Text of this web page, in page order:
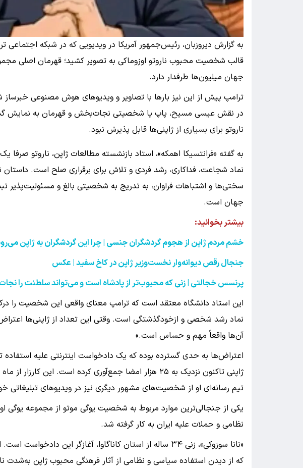
به گزارش دیروزبان، رئیس‌جمهور آمریکا در ویدیویی که در شبکه اجتماعی
قالب شخصیت محبوب ناروتو اوزوماکی به تصویر کشید؛ قهرمان اصلی
جهان میلیون‌ها طرفدار دارد.
ترامپ پیش از این نیز بارها با تصاویر و ویدیوهای هوش مصنوعی خبرساز
در نقش عیسی مسیح، پاپ یا شخصیتی نجات‌بخش و قهرمان به نمایش
ناروتو برای بسیاری از ژاپنی‌ها قابل پذیرش نبود.
به گفته «فرانتسیکا اهمکه»، استاد بازنشسته مطالعات ژاپن، ناروتو
نماد شجاعت، فداکاری، رشد فردی و تلاش برای برقراری صلح است. داستان
سختی‌ها و اشتباهات فراوان، به تدریج به شخصیتی بالغ و
جهان است.
بیشتر بخوانید:‌
خشم مردم ژاپن از هجوم گردشگران جنسی | چرا این گردشگران به ژاپن
جنجال رقص دیوانه‌وار نخست‌وزیر ژاپن در کاخ سفید| عکس
پرنسس خجالتی | زنی که محبوب‌تر از پادشاه است و می‌تواند سلطنت را
این استاد دانشگاه معتقد است که ترامپ معنای واقعی این شخصیت را
نماد رشد شخصی و ازخودگذشتگی است. وقتی این تعداد از ژاپنی‌ها
آن‌ها واقعاً مهم و حساس است.»
اعتراض‌ها به حدی گسترده بوده که یک دادخواست اینترنتی علیه
ژاپنی تاکنون نزدیک به ۲۵ هزار امضا جمع‌آوری کرده است. این
تیم رسانه‌ای او از شخصیت‌های مشهور دیگری نیز در ویدیوهای تبلیغاتی
یکی از جنجالی‌ترین موارد مربوط به شخصیت یوگی موتو از مجموعه یوگی
نظامی و حملات علیه ایران به کار گرفته شد.
«نانا سوزوکی»، زنی ۳۴ ساله از استان کاناگاوا، آغازگر این
که از دیدن استفاده سیاسی و نظامی از آثار فرهنگی محبوب ژاپن به‌شدت